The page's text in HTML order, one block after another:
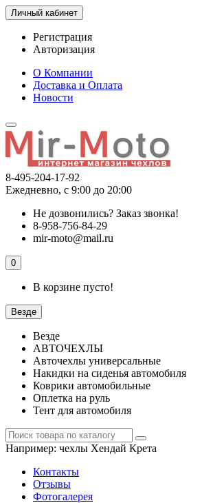
Личный кабинет
Регистрация
Авторизация
О Компании
Доставка и Оплата
Новости
8-495-204-17-92
Ежедневно, с 9:00 до 20:00
Не дозвонились? Заказ звонка!
8-958-756-84-29
mir-moto@mail.ru
0
В корзине пусто!
Везде
Везде
АВТОЧЕХЛЫ
Авточехлы универсальные
Накидки на сиденья автомобиля
Коврики автомобильные
Оплетка на руль
Тент для автомобиля
Например: чехлы Хендай Крета
Контакты
Отзывы
Фотогалерея